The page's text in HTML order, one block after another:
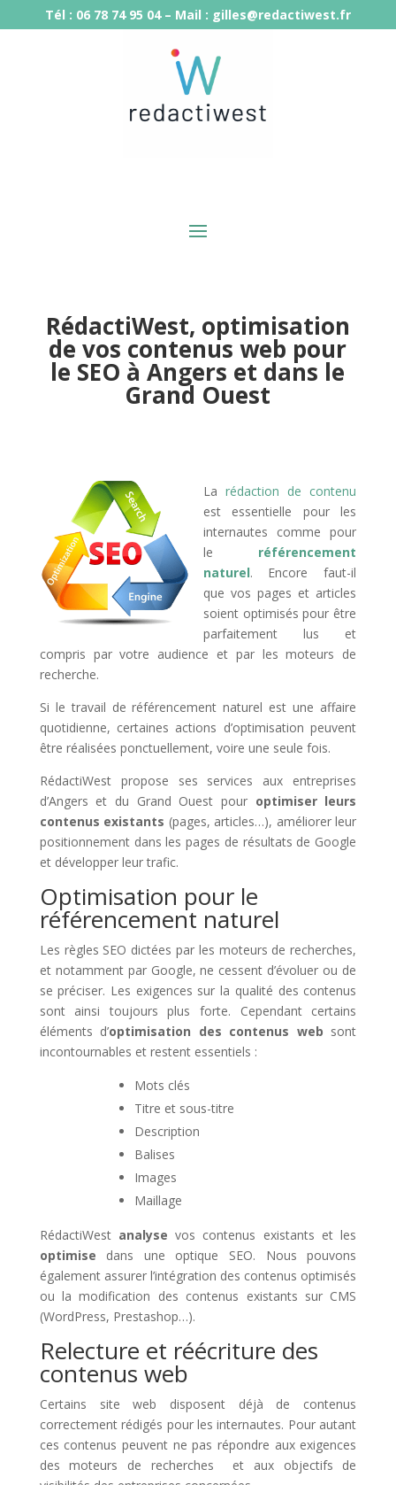
Tél : 06 78 74 95 04 – Mail : gilles@redactiwest.fr
RédactiWest, optimisation
de vos contenus web pour
le SEO à Angers et dans le
Grand Ouest
La rédaction de contenu
est essentielle pour les
internautes comme pour
le référencement
naturel. Encore faut-il
que vos pages et articles
soient optimisés pour être
parfaitement lus et
compris par votre audience et par les moteurs de
recherche.
Si le travail de référencement naturel est une affaire
quotidienne, certaines actions d’optimisation peuvent
être réalisées ponctuellement, voire une seule fois.
RédactiWest propose ses services aux entreprises
d’Angers et du Grand Ouest pour optimiser leurs
contenus existants (pages, articles…), améliorer leur
positionnement dans les pages de résultats de Google
et développer leur trafic.
Optimisation pour le
référencement naturel
Les règles SEO dictées par les moteurs de recherches,
et notamment par Google, ne cessent d’évoluer ou de
se préciser. Les exigences sur la qualité des contenus
sont ainsi toujours plus forte. Cependant certains
éléments d’optimisation des contenus web sont
incontournables et restent essentiels :
Mots clés
Titre et sous-titre
Description
Balises
Images
Maillage
RédactiWest analyse vos contenus existants et les
optimise dans une optique SEO. Nous pouvons
également assurer l’intégration des contenus optimisés
ou la modification des contenus existants sur CMS
(WordPress, Prestashop…).
Relecture et réécriture des
contenus web
Certains site web disposent déjà de contenus
correctement rédigés pour les internautes. Pour autant
ces contenus peuvent ne pas répondre aux exigences
des moteurs de recherches et aux objectifs de